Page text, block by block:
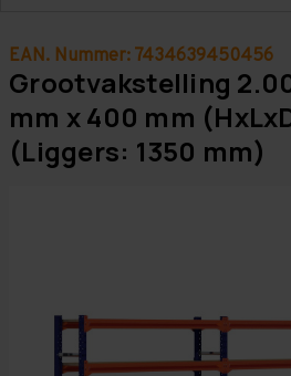
EAN. Nummer: 7434639450456
Grootvakstelling
mm x 400 mm
(Liggers: 1350 mm)